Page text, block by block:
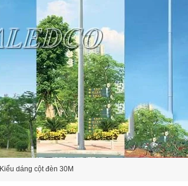
Kiểu dáng cột đèn 30M